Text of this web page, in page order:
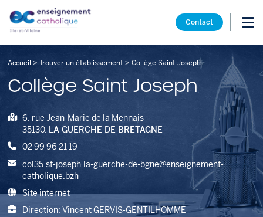
Contact
Accueil > Trouver un établissement > Collège Saint Joseph
Collège Saint Joseph
6, rue Jean-Marie de la Mennais
35130, LA GUERCHE DE BRETAGNE
02 99 96 21 19
col35.st-joseph.la-guerche-de-bgne@enseignement-
catholique.bzh
Site internet
Direction: Vincent GERVIS-GENTILHOMME